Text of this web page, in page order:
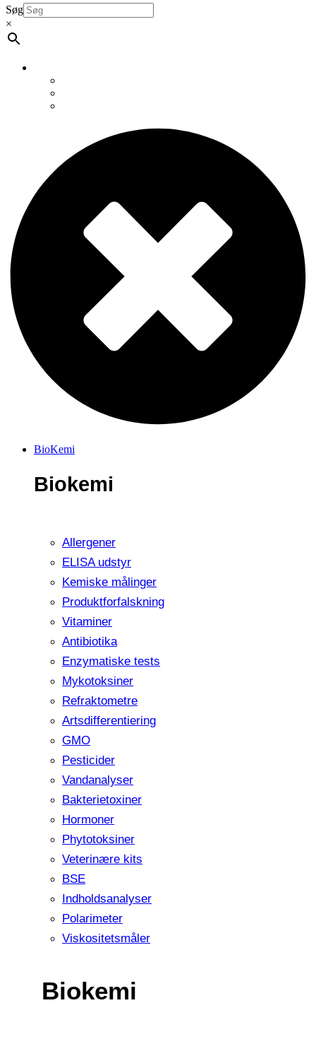
Søg
×
BioKemi
Biokemi
Allergener
ELISA udstyr
Kemiske målinger
Produktforfalskning
Vitaminer
Antibiotika
Enzymatiske tests
Mykotoksiner
Refraktometre
Artsdifferentiering
GMO
Pesticider
Vandanalyser
Bakterietoxiner
Hormoner
Phytotoksiner
Veterinære kits
BSE
Indholdsanalyser
Polarimeter
Viskositetsmåler
Biokemi